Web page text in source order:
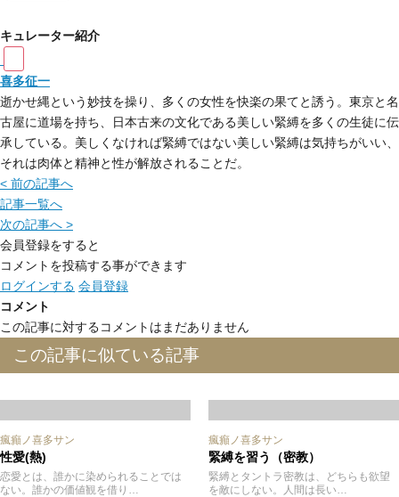
キュレーター紹介
喜多征一
逝かせ縄という妙技を操り、多くの女性を快楽の果てと誘う。東京と名
古屋に道場を持ち、日本古来の文化である美しい緊縛を多くの生徒に伝
承している。美しくなければ緊縛ではない美しい緊縛は気持ちがいい、
それは肉体と精神と性が解放されることだ。
< 前の記事へ
記事一覧へ
次の記事へ >
会員登録をすると
コメントを投稿する事ができます
ログインする 会員登録
コメント
この記事に対するコメントはまだありません
この記事に似ている記事
瘋癲ノ喜多サン
性愛(熱)
恋愛とは、誰かに染められることでは
ない。誰かの価値観を借り…
瘋癲ノ喜多サン
緊縛を習う（密教）
緊縛とタントラ密教は、どちらも欲望
を敵にしない。人間は長い…